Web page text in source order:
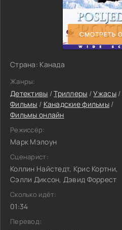
СМОТРЕТЬ
Страна: Канада
Жанры:
Детективы /Триллеры /Ужасы/
Фильмы / Канадские фильмы /
Фильмы онлайн
Режиссёр:
Марк Мэлоун
Сценарист:
Коллин Найстедт, Крис Кортни,
Сэлли Диксон, Дэвид Форрест
Сколько идёт:
01:34
Перевод: